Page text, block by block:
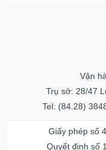
Vận
Trụ sở: 28/47
Tel: (84.28)
Giấy phép số
Quyết định số